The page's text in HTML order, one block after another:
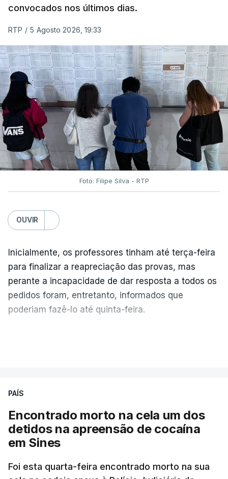
convocados nos últimos dias.
RTP / 5 Agosto 2026, 19:33
Foto: Filipe Silva - RTP
OUVIR
Inicialmente, os professores tinham até terça-feira
para finalizar a reapreciação das provas, mas
perante a incapacidade de dar resposta a todos os
pedidos foram, entretanto, informados que
poderiam fazê-lo até quinta-feira.
No domingo, estavam concluídos cerca de 50 por
cento dos mais de 20 mil pedidos de reapreciação,
mas Cristina Mota, porta-voz da Missão Escola
Pública, tem dúvidas de que o processo esteja
PAÍS
Encontrado morto na cela um dos
detidos na apreensão de cocaína
em Sines
Foi esta quarta-feira encontrado morto na sua